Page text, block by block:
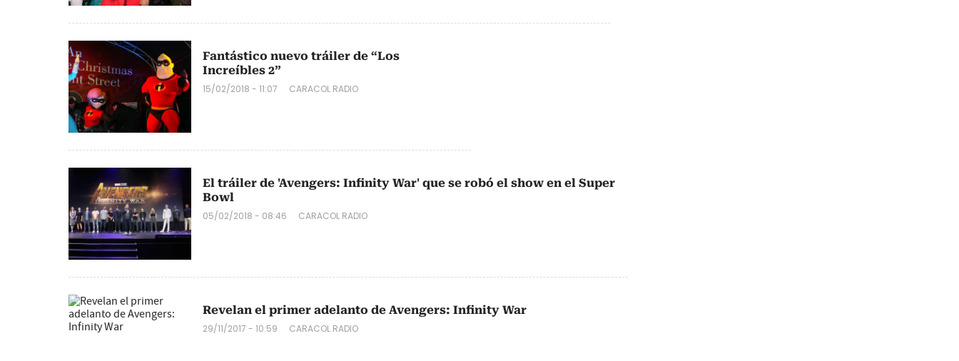
Fantástico nuevo tráiler de “Los
Increíbles 2”
15/02/2018 - 11:07 CARACOL RADIO
El tráiler de 'Avengers: Infinity War' que se robó el show en el Super
Bowl
05/02/2018 - 08:46 CARACOL RADIO
Revelan el primer adelanto de Avengers: Infinity War
29/11/2017 - 10:59 CARACOL RADIO